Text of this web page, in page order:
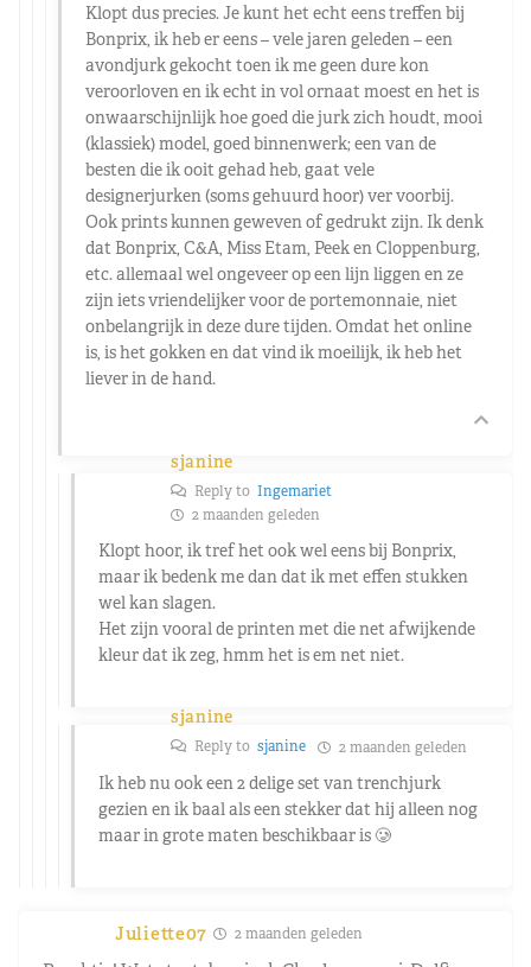
Klopt dus precies. Je kunt het echt eens treffen bij
Bonprix, ik heb er eens – vele jaren geleden – een
avondjurk gekocht toen ik me geen dure kon
veroorloven en ik echt in vol ornaat moest en het is
onwaarschijnlijk hoe goed die jurk zich houdt, mooi
(klassiek) model, goed binnenwerk; een van de
besten die ik ooit gehad heb, gaat vele
designerjurken (soms gehuurd hoor) ver voorbij.
Ook prints kunnen geweven of gedrukt zijn. Ik denk
dat Bonprix, C&A, Miss Etam, Peek en Cloppenburg,
etc. allemaal wel ongeveer op een lijn liggen en ze
zijn iets vriendelijker voor de portemonnaie, niet
onbelangrijk in deze dure tijden. Omdat het online
is, is het gokken en dat vind ik moeilijk, ik heb het
liever in de hand.
sjanine
Reply to Ingemariet
2 maanden geleden
Klopt hoor, ik tref het ook wel eens bij Bonprix,
maar ik bedenk me dan dat ik met effen stukken
wel kan slagen.
Het zijn vooral de printen met die net afwijkende
kleur dat ik zeg, hmm het is em net niet.
sjanine
Reply to sjanine 2 maanden geleden
Ik heb nu ook een 2 delige set van trenchjurk
gezien en ik baal als een stekker dat hij alleen nog
maar in grote maten beschikbaar is 🥲
Juliette07 2 maanden geleden